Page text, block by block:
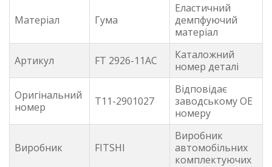
Матеріал Гума
Еластичний
демпфуючий
матеріал
Артикул FT 2926-11AC
Каталожний
номер деталі
Оригінальний
номер
T11-2901027
Відповідає
заводському OE
номеру
Виробник FITSHI
Виробник
автомобільних
комплектуючих